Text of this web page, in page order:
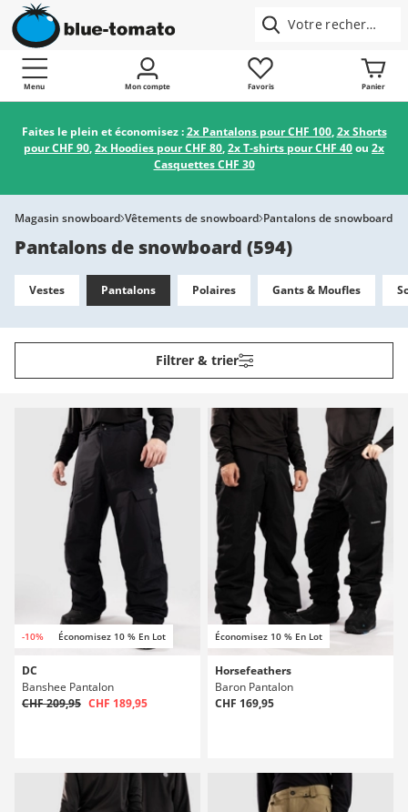
Menu Mon compte Favoris Panier
Faites le plein et économisez :2x Pantalons pour CHF 100,2x Shorts
pour CHF 90,2x Hoodies pour CHF 80,2x T-shirts pour CHF 40ou 2x
Casquettes CHF 30
Magasin snowboard Vêtements de snowboard Pantalons de snowboard
Pantalons de snowboard (594)
Vestes Pantalons Polaires Gants & Moufles
Filtrer & trier
-10% Économisez 10 % En Lot
DC
Banshee Pantalon
CHF 209,95 CHF 189,95
Économisez 10 % En Lot
Horsefeathers
Baron Pantalon
CHF 169,95